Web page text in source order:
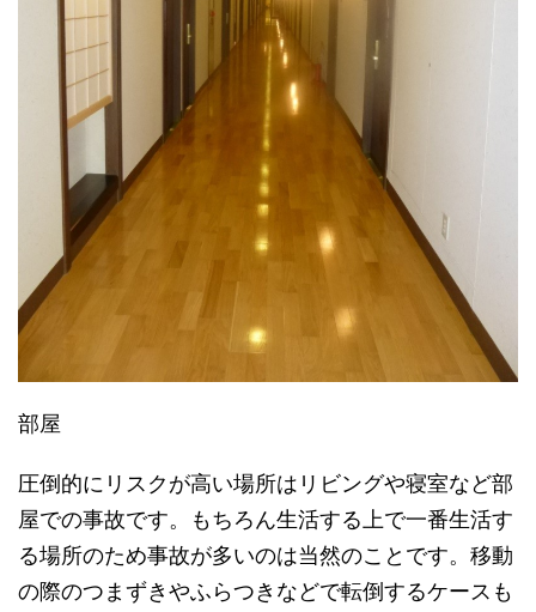
部屋
圧倒的にリスクが高い場所はリビングや寝室など部
屋での事故です。もちろん生活する上で一番生活す
る場所のため事故が多いのは当然のことです。移動
の際のつまずきやふらつきなどで転倒するケースも